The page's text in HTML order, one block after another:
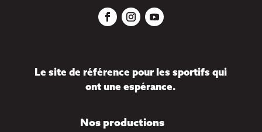
Le site de référence pour les sportifs qui
ont une espérance.
Nos productions